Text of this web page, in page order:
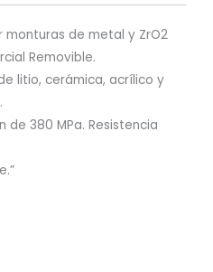
monturas de metal y ZrO2
Removible.
litio, cerámica, acrílico y
de 380 MPa. Resistencia